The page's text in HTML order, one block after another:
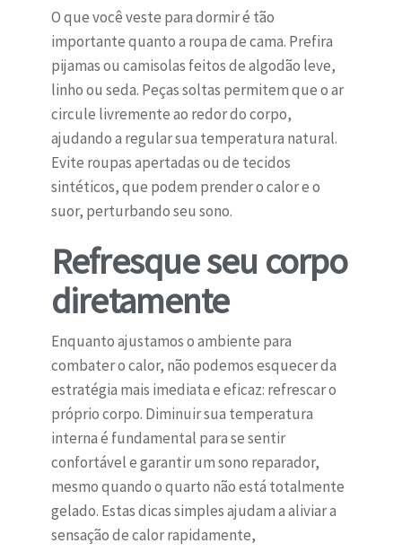
O que você veste para dormir é tão
importante quanto a roupa de cama. Prefira
pijamas ou camisolas feitos de algodão leve,
linho ou seda. Peças soltas permitem que o ar
circule livremente ao redor do corpo,
ajudando a regular sua temperatura natural.
Evite roupas apertadas ou de tecidos
sintéticos, que podem prender o calor e o
suor, perturbando seu sono.
Refresque seu corpo
diretamente
Enquanto ajustamos o ambiente para
combater o calor, não podemos esquecer da
estratégia mais imediata e eficaz: refrescar o
próprio corpo. Diminuir sua temperatura
interna é fundamental para se sentir
confortável e garantir um sono reparador,
mesmo quando o quarto não está totalmente
gelado. Estas dicas simples ajudam a aliviar a
sensação de calor rapidamente,